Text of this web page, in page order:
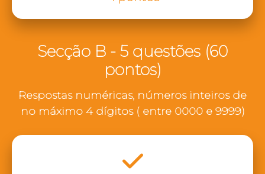
Secção B - 5 questões (60
pontos)
Respostas numéricas, números inteiros de
no máximo 4 dígitos ( entre 0000 e 9999)